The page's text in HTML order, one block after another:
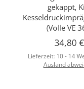
gekappt,
(Volle VE
34,80 €
Lieferzeit: 10 - 14
Ausland